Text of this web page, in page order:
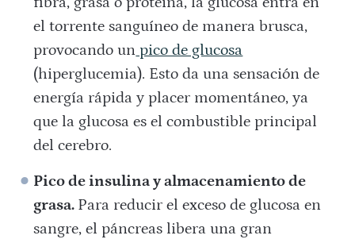
el torrente sanguíneo de manera brusca,
provocando un pico de glucosa
(hiperglucemia). Esto da una sensación de
energía rápida y placer momentáneo, ya
que la glucosa es el combustible principal
del cerebro.
Pico de insulina y almacenamiento de
grasa. Para reducir el exceso de glucosa en
sangre, el páncreas libera una gran